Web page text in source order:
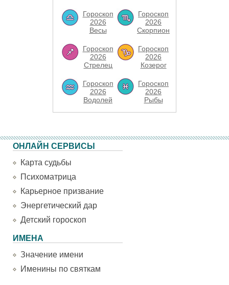
Гороскоп
2026
Весы
Гороскоп
2026
Скорпион
Гороскоп
2026
Стрелец
Гороскоп
2026
Козерог
Гороскоп
2026
Водолей
Гороскоп
2026
Рыбы
ОНЛАЙН СЕРВИСЫ
Карта судьбы
Психоматрица
Карьерное призвание
Энергетический дар
Детский гороскоп
ИМЕНА
Значение имени
Именины по святкам